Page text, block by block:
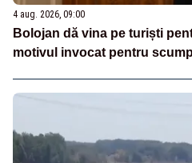
4 aug. 2026, 09:00
Bolojan dă vina pe turiști
motivul invocat pentru